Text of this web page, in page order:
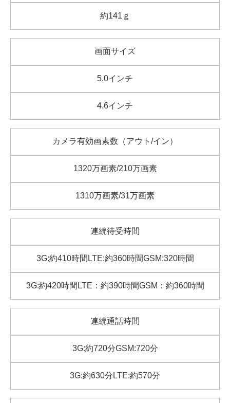
約141ｇ
画面サイズ
5.0インチ
4.6インチ
カメラ有効画素数（アウト/イン）
1320万画素/210万画素
1310万画素/31万画素
連続待受時間
3G:約410時間LTE:約360時間GSM:320時間
3G:約420時間LTE：約390時間GSM：約360時間
連続通話時間
3G:約720分GSM:720分
3G:約630分LTE:約570分